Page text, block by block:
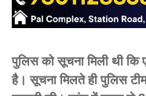
पुलिस को सूचना मिली थी कि
है। सूचना मिलते ही पुलिस टीम